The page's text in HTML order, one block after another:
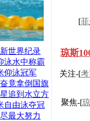
世界纪录
泳水中称霸
仰泳冠军
竟拿倒国旗
追到水立方
自由泳夺冠
最大努力
[
琼斯
关注-[
聚焦-[